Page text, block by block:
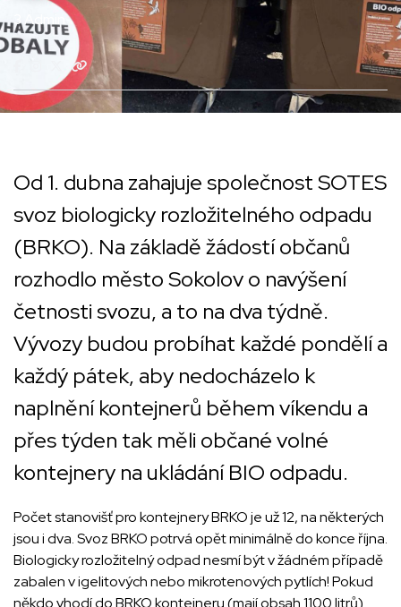
3 Admin
Od 1. dubna zahajuje společnost SOTES
svoz biologicky rozložitelného odpadu
(BRKO). Na základě žádostí občanů
rozhodlo město Sokolov o navýšení
četnosti svozu, a to na dva týdně.
Vývozy budou probíhat každé pondělí a
každý pátek, aby nedocházelo k
naplnění kontejnerů během víkendu a
přes týden tak měli občané volné
kontejnery na ukládání BIO odpadu.
Počet stanovišť pro kontejnery BRKO je už 12, na některých
jsou i dva. Svoz BRKO potrvá opět minimálně do konce října.
Biologicky rozložitelný odpad nesmí být v žádném případě
zabalen v igelitových nebo mikrotenových pytlích! Pokud
někdo vhodí do BRKO kontejneru (mají obsah 1100 litrů)